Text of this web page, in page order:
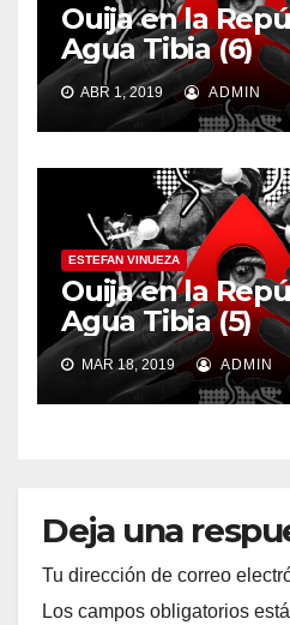
Ouija en la
Agua Tibia (6)
ABR 1, 2019 ADMIN
ESTEFAN VINUEZA
Ouija en la
Agua Tibia (5)
MAR 18, 2019 ADMIN
Deja una
Tu dirección de correo
Los campos obligatorios